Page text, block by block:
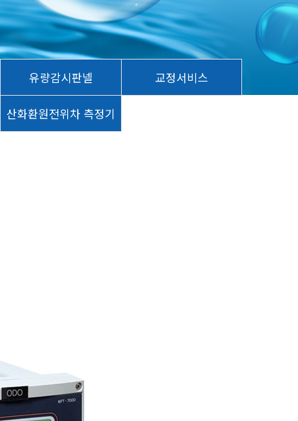
유량감시판넬 교정서비스
산화환원전위차 측정기